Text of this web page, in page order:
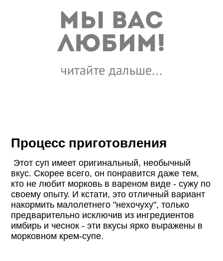
Процесс приготовления
Этот суп имеет оригинальный, необычный
вкус. Скорее всего, он понравится даже тем,
кто не любит морковь в вареном виде - сужу по
своему опыту. И кстати, это отличный вариант
накормить малолетнего "нехочуху", только
предварительно исключив из ингредиентов
имбирь и чеснок - эти вкусы ярко выражены в
морковном крем-супе.